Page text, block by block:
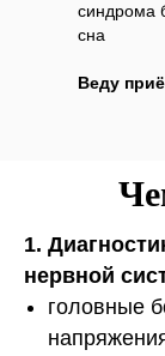
синдрома
сна
Веду
1.
нервной
головные